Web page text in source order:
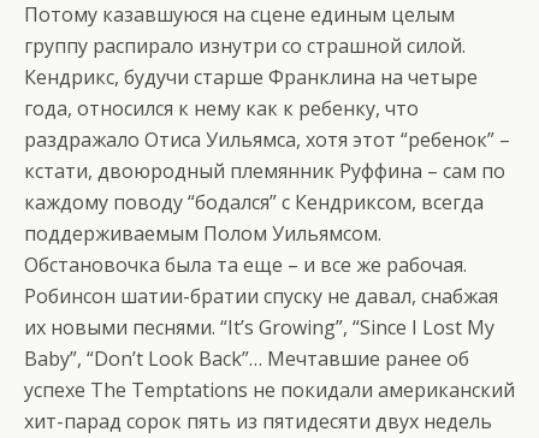
Потому казавшуюся на сцене единым целым
группу распирало изнутри со страшной силой.
Кендрикс, будучи старше Франклина на четыре
года, относился к нему как к ребенку, что
раздражало Отиса Уильямса, хотя этот “ребенок” –
кстати, двоюродный племянник Руффина – сам по
каждому поводу “бодался” с Кендриксом, всегда
поддерживаемым Полом Уильямсом.
Обстановочка была та еще – и все же рабочая.
Робинсон шатии-братии спуску не давал, снабжая
их новыми песнями. “It’s Growing”, “Since I Lost My
Baby”, “Don’t Look Back”… Мечтавшие ранее об
успехе The Temptations не покидали американский
хит-парад сорок пять из пятидесяти двух недель